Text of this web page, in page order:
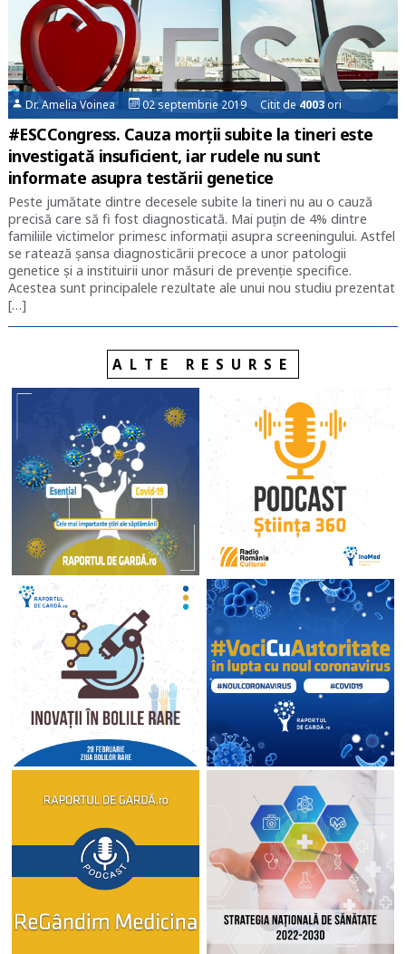
Dr. Amelia Voinea 02 septembrie 2019 Citit de4003ori
#ESCCongress. Cauza morții subite la tineri este
investigată insuficient, iar rudele nu sunt
informate asupra testării genetice
Peste jumătate dintre decesele subite la tineri nu au o cauză
precisă care să fi fost diagnosticată. Mai puțin de 4% dintre
familiile victimelor primesc informații asupra screeningului. Astfel
se ratează șansa diagnosticării precoce a unor patologii
genetice și a instituirii unor măsuri de prevenție specifice.
Acestea sunt principalele rezultate ale unui nou studiu prezentat
[…]
ALTE RESURSE